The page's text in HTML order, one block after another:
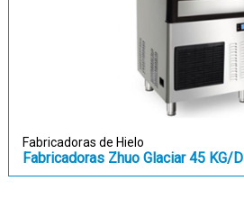
Fabricadoras de Hielo
Fabricadoras Zhuo Glaciar 45 KG/D